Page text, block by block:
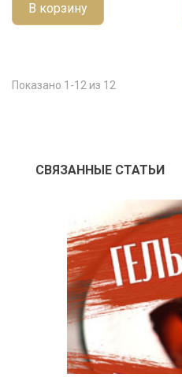
В корзину
Показано 1-12 из 12
СВЯЗАННЫЕ СТАТЬИ